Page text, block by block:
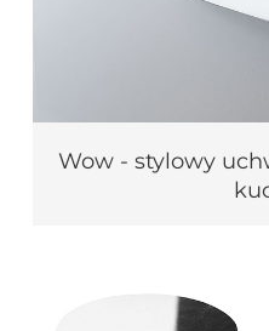
Wow - stylowy